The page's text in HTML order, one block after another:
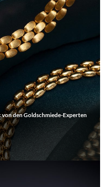
den Goldschmiede-Experten